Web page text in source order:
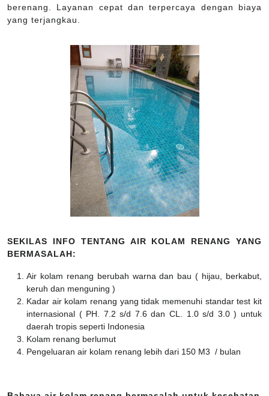
berenang. Layanan cepat dan terpercaya dengan biaya
yang terjangkau.
SEKILAS INFO TENTANG AIR KOLAM RENANG YANG
BERMASALAH:
Air kolam renang berubah warna dan bau ( hijau, berkabut,
keruh dan menguning )
Kadar air kolam renang yang tidak memenuhi standar test kit
internasional ( PH. 7.2 s/d 7.6 dan CL. 1.0 s/d 3.0 ) untuk
daerah tropis seperti Indonesia
Kolam renang berlumut
Pengeluaran air kolam renang lebih dari 150 M3 / bulan